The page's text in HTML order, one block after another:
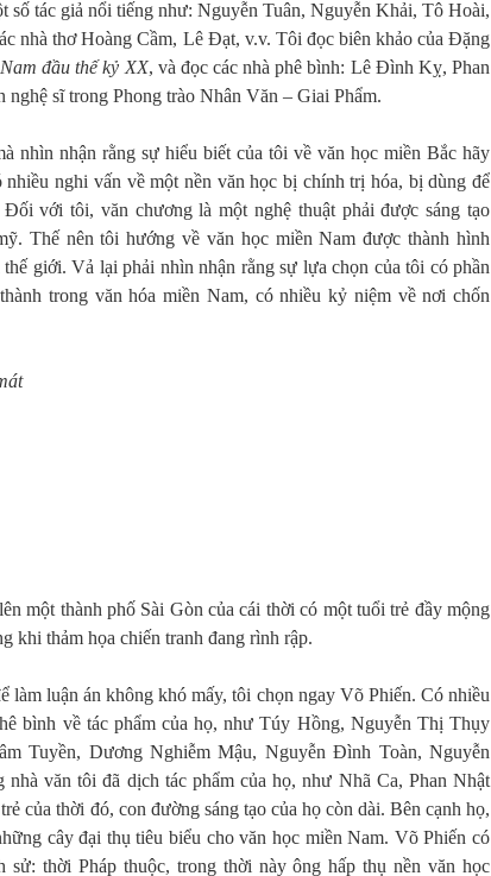
số tác giả nổi tiếng như: Nguyễn Tuân, Nguyễn Khải, Tô Hoài,
nhà thơ Hoàng Cầm, Lê Đạt, v.v. Tôi đọc biên khảo của Đặng
đầu thế kỷ XX, và đọc các nhà phê bình: Lê Đình Kỵ, Phan
sĩ trong Phong trào Nhân Văn – Giai Phẩm.
nhìn nhận rằng sự hiểu biết của tôi về văn học miền Bắc hãy
nghi vấn về một nền văn học bị chính trị hóa, bị dùng để
với tôi, văn chương là một nghệ thuật phải được sáng tạo
Thế nên tôi hướng về văn học miền Nam được thành hình
giới. Vả lại phải nhìn nhận rằng sự lựa chọn của tôi có phần
trong văn hóa miền Nam, có nhiều kỷ niệm về nơi chốn
t
một thành phố Sài Gòn của cái thời có một tuổi trẻ đầy mộng
khi thảm họa chiến tranh đang rình rập.
làm luận án không khó mấy, tôi chọn ngay Võ Phiến. Có nhiều
bình về tác phẩm của họ, như Túy Hồng, Nguyễn Thị Thụy
Tuyền, Dương Nghiễm Mậu, Nguyễn Đình Toàn, Nguyễn
văn tôi đã dịch tác phẩm của họ, như Nhã Ca, Phan Nhật
của thời đó, con đường sáng tạo của họ còn dài. Bên cạnh họ,
cây đại thụ tiêu biểu cho văn học miền Nam. Võ Phiến có
thời Pháp thuộc, trong thời này ông hấp thụ nền văn học